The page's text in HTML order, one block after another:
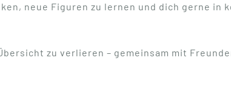
neue Figuren zu lernen und dich gerne
zu verlieren – gemeinsam mit